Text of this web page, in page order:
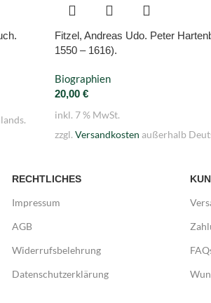
Fitzel, Andreas Udo. Peter
1550 – 1616).
Biographien
20,00 €
inkl. 7 % MwSt.
zzgl. Versandkosten außerhalb
RECHTLICHES
Impressum
AGB
Widerrufsbelehrung
Datenschutzerklärung